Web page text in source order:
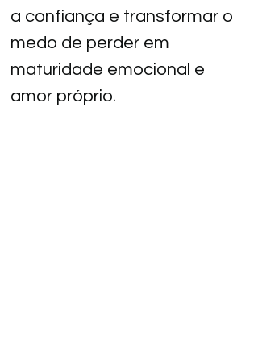
a confiança e transformar o
medo de perder em
maturidade emocional e
amor próprio.